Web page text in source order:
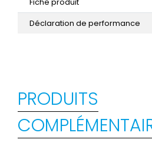
Déclaration de performance
PRODUITS